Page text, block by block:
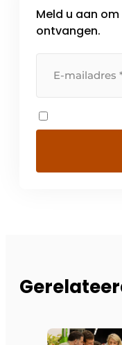
Meld u aan
ontvangen.